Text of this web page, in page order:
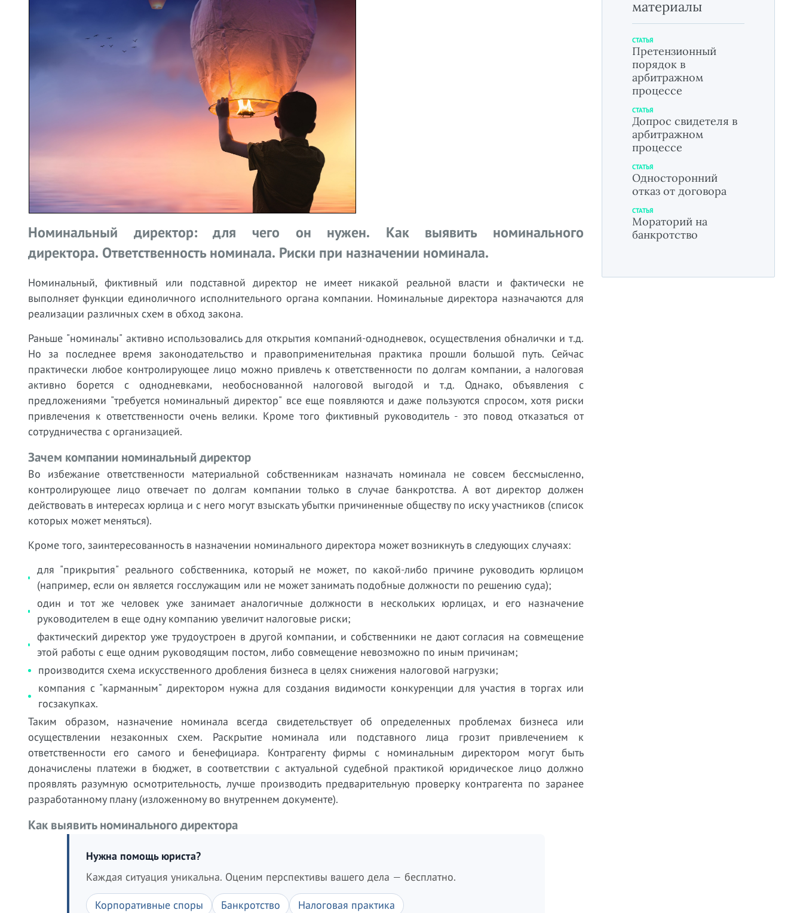
Номинальный директор: для чего он нужен. Как выявить номинального
директора. Ответственность номинала. Риски при назначении номинала.
Номинальный, фиктивный или подставной директор не имеет никакой реальной власти и фактически не
выполняет функции единоличного исполнительного органа компании. Номинальные директора назначаются для
реализации различных схем в обход закона.
Раньше "номиналы" активно использовались для открытия компаний-однодневок, осуществления обналички и т.д.
Но за последнее время законодательство и правоприменительная практика прошли большой путь. Сейчас
практически любое контролирующее лицо можно привлечь к ответственности по долгам компании, а налоговая
активно борется с однодневками, необоснованной налоговой выгодой и т.д. Однако, объявления с
предложениями "требуется номинальный директор" все еще появляются и даже пользуются спросом, хотя риски
привлечения к ответственности очень велики. Кроме того фиктивный руководитель - это повод отказаться от
сотрудничества с организацией.
Зачем компании номинальный директор
Во избежание ответственности материальной собственникам назначать номинала не совсем бессмысленно,
контролирующее лицо отвечает по долгам компании только в случае банкротства. А вот директор должен
действовать в интересах юрлица и с него могут взыскать убытки причиненные обществу по иску участников (список
которых может меняться).
Кроме того, заинтересованность в назначении номинального директора может возникнуть в следующих случаях:
для "прикрытия" реального собственника, который не может, по какой-либо причине руководить юрлицом
(например, если он является госслужащим или не может занимать подобные должности по решению суда);
один и тот же человек уже занимает аналогичные должности в нескольких юрлицах, и его назначение
руководителем в еще одну компанию увеличит налоговые риски;
фактический директор уже трудоустроен в другой компании, и собственники не дают согласия на совмещение
этой работы с еще одним руководящим постом, либо совмещение невозможно по иным причинам;
производится схема искусственного дробления бизнеса в целях снижения налоговой нагрузки;
компания с "карманным" директором нужна для создания видимости конкуренции для участия в торгах или
госзакупках.
Таким образом, назначение номинала всегда свидетельствует об определенных проблемах бизнеса или
осуществлении незаконных схем. Раскрытие номинала или подставного лица грозит привлечением к
ответственности его самого и бенефициара. Контрагенту фирмы с номинальным директором могут быть
доначислены платежи в бюджет, в соответствии с актуальной судебной практикой юридическое лицо должно
проявлять разумную осмотрительность, лучше производить предварительную проверку контрагента по заранее
разработанному плану (изложенному во внутреннем документе).
Как выявить номинального директора
Нужна помощь юриста?
Каждая ситуация уникальна. Оценим перспективы вашего дела — бесплатно.
Корпоративные споры Банкротство Налоговая практика
материалы
СТАТЬЯ
Претензионный
порядок в
арбитражном
процессе
СТАТЬЯ
Допрос свидетеля в
арбитражном
процессе
СТАТЬЯ
Односторонний
отказ от договора
СТАТЬЯ
Мораторий на
банкротство